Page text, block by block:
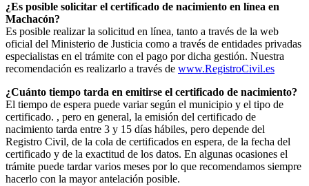
¿Es posible solicitar el certificado de nacimiento en línea en
Machacón?
Es posible realizar la solicitud en línea, tanto a través de la web
oficial del Ministerio de Justicia como a través de entidades privadas
especialistas en el trámite con el pago por dicha gestión. Nuestra
recomendación es realizarlo a través de www.RegistroCivil.es
¿Cuánto tiempo tarda en emitirse el certificado de nacimiento?
El tiempo de espera puede variar según el municipio y el tipo de
certificado. , pero en general, la emisión del certificado de
nacimiento tarda entre 3 y 15 días hábiles, pero depende del
Registro Civil, de la cola de certificados en espera, de la fecha del
certificado y de la exactitud de los datos. En algunas ocasiones el
trámite puede tardar varios meses por lo que recomendamos siempre
hacerlo con la mayor antelación posible.